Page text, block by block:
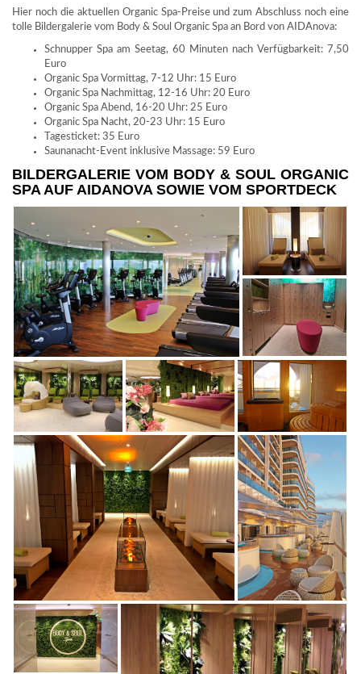
Hier noch die aktuellen Organic Spa-Preise und zum Abschluss noch eine
tolle Bildergalerie vom Body & Soul Organic Spa an Bord von AIDAnova:
Schnupper Spa am Seetag, 60 Minuten nach Verfügbarkeit: 7,50
Euro
Organic Spa Vormittag, 7-12 Uhr: 15 Euro
Organic Spa Nachmittag, 12-16 Uhr: 20 Euro
Organic Spa Abend, 16-20 Uhr: 25 Euro
Organic Spa Nacht, 20-23 Uhr: 15 Euro
Tagesticket: 35 Euro
Saunanacht-Event inklusive Massage: 59 Euro
BILDERGALERIE VOM BODY & SOUL ORGANIC
SPA AUF AIDANOVA SOWIE VOM SPORTDECK